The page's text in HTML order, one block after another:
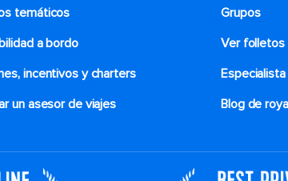
temáticos
Grupos
a bordo
Ver folletos
incentivos y charters​
un asesor de viajes
Blog de